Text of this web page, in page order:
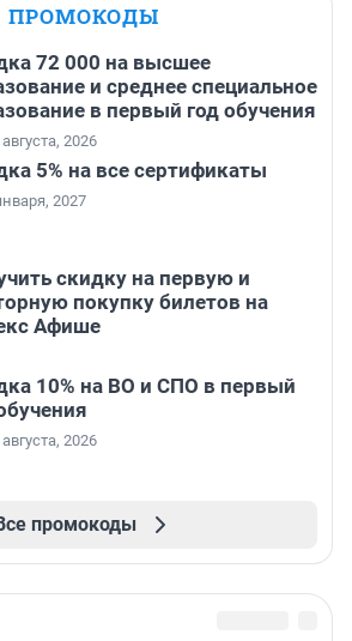
ПРОМОКОДЫ
72 000 на высшее
и среднее специальное
в первый год обучения
2026
5% на все сертификаты
2027
скидку на первую и
покупку билетов на
Афише
10% на ВО и СПО в первый
2026
промокоды